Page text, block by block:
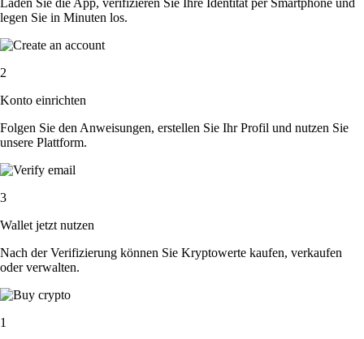
Laden Sie die App, verifizieren Sie Ihre Identität per Smartphone und
legen Sie in Minuten los.
2
Konto einrichten
Folgen Sie den Anweisungen, erstellen Sie Ihr Profil und nutzen Sie
unsere Plattform.
3
Wallet jetzt nutzen
Nach der Verifizierung können Sie Kryptowerte kaufen, verkaufen
oder verwalten.
1